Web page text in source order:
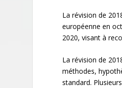
La révision de
européenne en
2020, visant à
La révision de
méthodes,
standard.